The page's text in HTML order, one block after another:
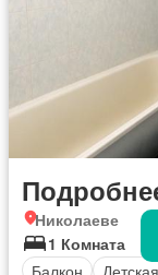
Николаеве
1 Комната
Балкон